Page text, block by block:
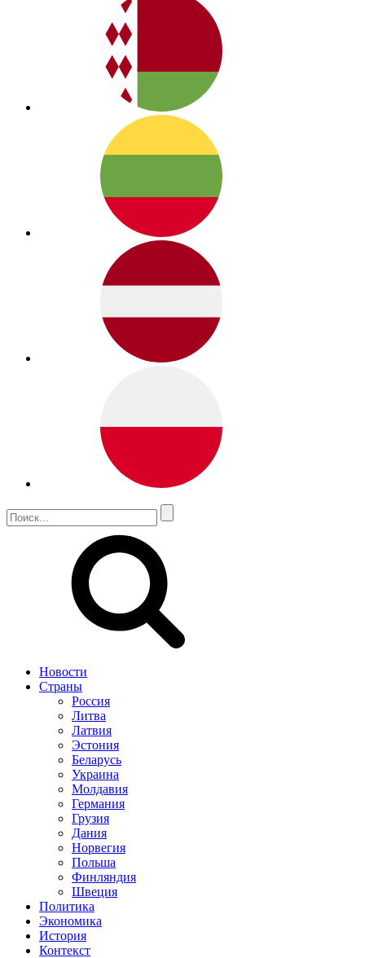
Новости
Страны
Россия
Литва
Латвия
Эстония
Беларусь
Украина
Молдавия
Германия
Грузия
Дания
Норвегия
Польша
Финляндия
Швеция
Политика
Экономика
История
Контекст